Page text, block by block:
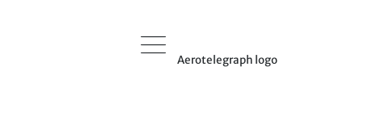
Aerotelegraph logo